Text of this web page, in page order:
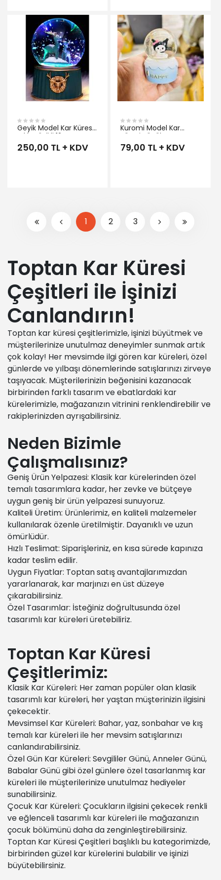
Geyik Model Kar Küresi
Işıklı Müzikli 12cm
250,00 TL + KDV
İNCELE
Kuromi Model Kar
Küresi Küçük Boy
79,00 TL + KDV
1 2 3
Toptan Kar Küresi
Çeşitleri ile İşinizi
Canlandırın!
Toptan kar küresi çeşitlerimizle, işinizi büyütmek ve
müşterilerinize unutulmaz deneyimler sunmak artık
çok kolay! Her mevsimde ilgi gören kar küreleri, özel
günlerde ve yılbaşı dönemlerinde satışlarınızı zirveye
taşıyacak. Müşterilerinizin beğenisini kazanacak
birbirinden farklı tasarım ve ebatlardaki kar
kürelerimizle, mağazanızın vitrinini renklendirebilir ve
rakiplerinizden ayrışabilirsiniz.
Neden Bizimle
Çalışmalısınız?
Geniş Ürün Yelpazesi: Klasik kar kürelerinden özel
temalı tasarımlara kadar, her zevke ve bütçeye
uygun geniş bir ürün yelpazesi sunuyoruz.
Kaliteli Üretim: Ürünlerimiz, en kaliteli malzemeler
kullanılarak özenle üretilmiştir. Dayanıklı ve uzun
ömürlüdür.
Hızlı Teslimat: Siparişleriniz, en kısa sürede kapınıza
kadar teslim edilir.
Uygun Fiyatlar: Toptan satış avantajlarımızdan
yararlanarak, kar marjınızı en üst düzeye
çıkarabilirsiniz.
Özel Tasarımlar: İsteğiniz doğrultusunda özel
tasarımlı kar küreleri üretebiliriz.
Toptan Kar Küresi
Çeşitlerimiz:
Klasik Kar Küreleri: Her zaman popüler olan klasik
tasarımlı kar küreleri, her yaştan müşterinizin ilgisini
çekecektir.
Mevsimsel Kar Küreleri: Bahar, yaz, sonbahar ve kış
temalı kar küreleri ile her mevsim satışlarınızı
canlandırabilirsiniz.
Özel Gün Kar Küreleri: Sevgililer Günü, Anneler Günü,
Babalar Günü gibi özel günlere özel tasarlanmış kar
küreleri ile müşterilerinize unutulmaz hediyeler
sunabilirsiniz.
Çocuk Kar Küreleri: Çocukların ilgisini çekecek renkli
ve eğlenceli tasarımlı kar küreleri ile mağazanızın
çocuk bölümünü daha da zenginleştirebilirsiniz.
Toptan Kar Küresi Çeşitleri başlıklı bu kategorimizde,
birbirinden güzel kar kürelerini bulabilir ve işinizi
büyütebilirsiniz.